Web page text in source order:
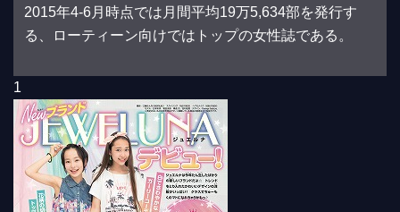
2015年4-6月時点では月間平均19万5,634部を発行す
る、ローティーン向けではトップの女性誌である。
1